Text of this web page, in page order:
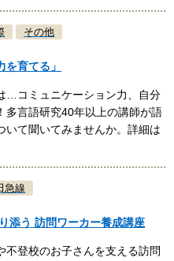
その他
育てる」
…コミュニケーション力、自分
多言語研究40年以上の講師が語
いて聞いてみませんか。詳細は
急線
添う 訪問ワーカー養成講座
登校のお子さんを支える訪問